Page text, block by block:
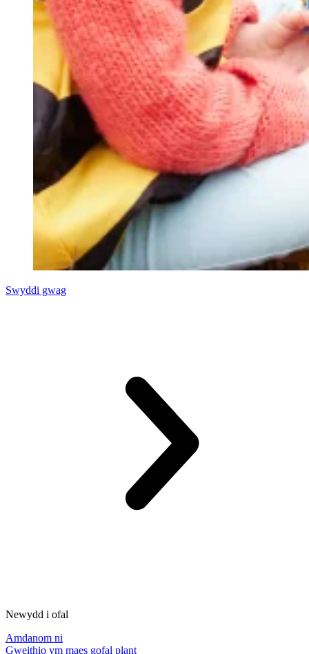
Swyddi gwag
Newydd i ofal
Amdanom ni
Gweithio ym maes gofal plant